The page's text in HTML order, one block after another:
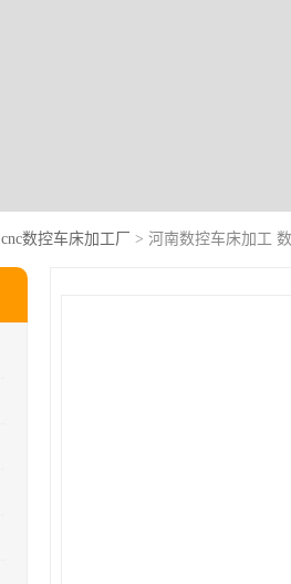
cnc数控车床加工厂 > 河南数控车床加工